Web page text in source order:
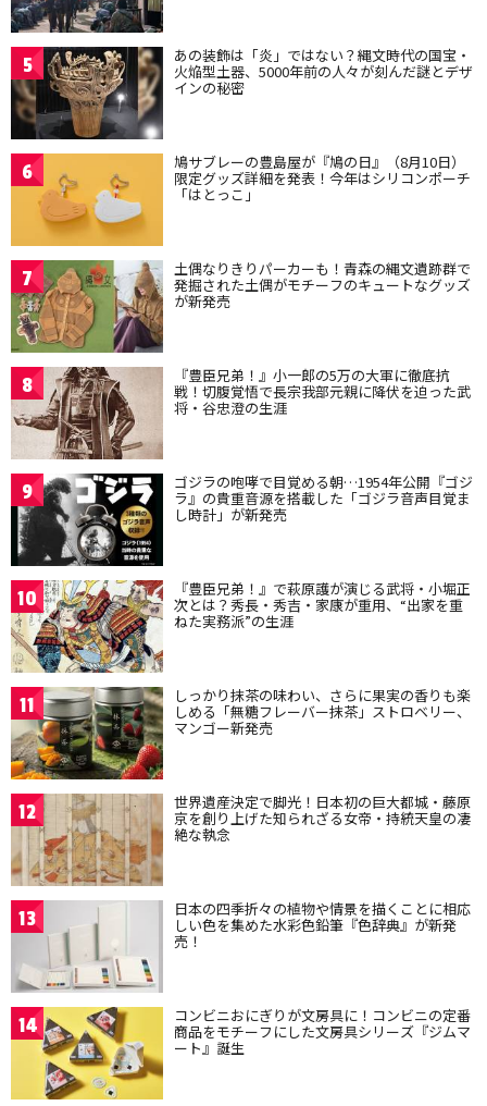
5 あの装飾は「炎」ではない？縄文時代の国宝・
火焔型土器、5000年前の人々が刻んだ謎とデザ
インの秘密
6 鳩サブレーの豊島屋が『鳩の日』（8月10日）
限定グッズ詳細を発表！今年はシリコンポーチ
「はとっこ」
7 土偶なりきりパーカーも！青森の縄文遺跡群で
発掘された土偶がモチーフのキュートなグッズ
が新発売
8 『豊臣兄弟！』小一郎の5万の大軍に徹底抗
戦！切腹覚悟で長宗我部元親に降伏を迫った武
将・谷忠澄の生涯
9 ゴジラの咆哮で目覚める朝…1954年公開『ゴジ
ラ』の貴重音源を搭載した「ゴジラ音声目覚ま
し時計」が新発売
10 『豊臣兄弟！』で萩原護が演じる武将・小堀正
次とは？秀長・秀吉・家康が重用、“出家を重
ねた実務派”の生涯
11 しっかり抹茶の味わい、さらに果実の香りも楽
しめる「無糖フレーバー抹茶」ストロベリー、
マンゴー新発売
12 世界遺産決定で脚光！日本初の巨大都城・藤原
京を創り上げた知られざる女帝・持統天皇の凄
絶な執念
13 日本の四季折々の植物や情景を描くことに相応
しい色を集めた水彩色鉛筆『色辞典』が新発
売！
14 コンビニおにぎりが文房具に！コンビニの定番
商品をモチーフにした文房具シリーズ『ジムマ
ート』誕生